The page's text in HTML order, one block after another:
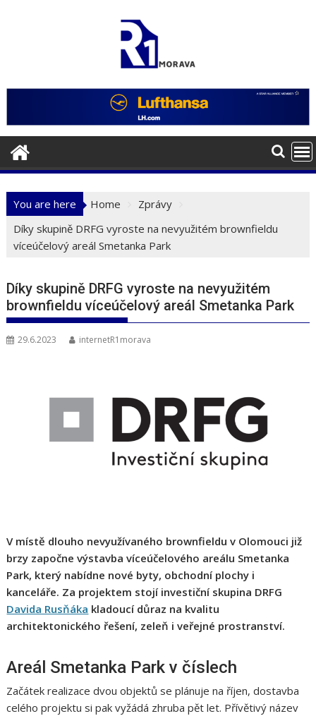
You are here Home
Zprávy
Díky skupině DRFG vyroste na nevyužitém brownfieldu
víceúčelový areál Smetanka Park
Díky skupině DRFG vyroste na nevyužitém
brownfieldu víceúčelový areál Smetanka Park
29.6.2023 internetR1morava
V místě dlouho nevyužívaného brownfieldu v Olomouci již
brzy započne výstavba víceúčelového areálu Smetanka
Park, který nabídne nové byty, obchodní plochy i
kanceláře. Za projektem stojí investiční skupina DRFG
Davida Rusňáka kladoucí důraz na kvalitu
architektonického řešení, zeleň i veřejné prostranství.
Areál Smetanka Park v číslech
Začátek realizace dvou objektů se plánuje na říjen, dostavba
celého projektu si pak vyžádá zhruba pět let. Přívětivý název